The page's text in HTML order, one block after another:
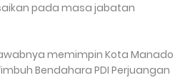
pada masa jabatan
memimpin Kota Manado
Bendahara PDI Perjuangan